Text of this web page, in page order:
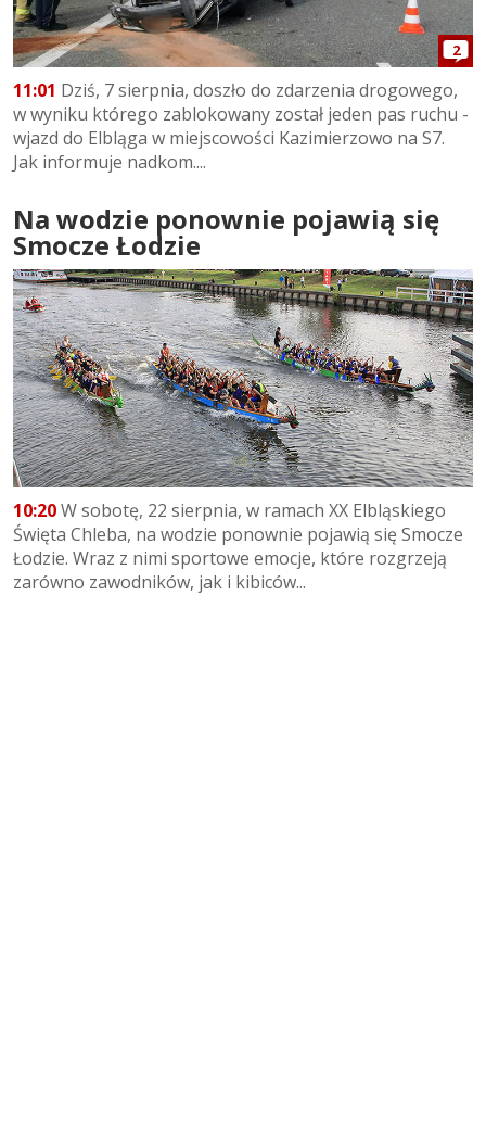
2
11:01 Dziś, 7 sierpnia, doszło do zdarzenia drogowego,
w wyniku którego zablokowany został jeden pas ruchu -
wjazd do Elbląga w miejscowości Kazimierzowo na S7.
Jak informuje nadkom....
Na wodzie ponownie pojawią się
Smocze Łodzie
10:20W sobotę, 22 sierpnia, w ramach XX Elbląskiego
Święta Chleba, na wodzie ponownie pojawią się Smocze
Łodzie. Wraz z nimi sportowe emocje, które rozgrzeją
zarówno zawodników, jak i kibiców...